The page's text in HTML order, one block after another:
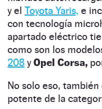
y el Toyota Yaris, e
con tecnología
apartado eléctrico
como son los
208 yOpel Corsa,
No solo eso,
potente de la